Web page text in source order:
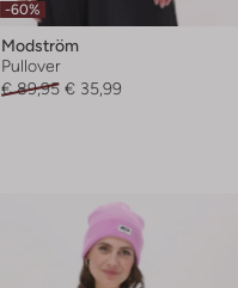
-60%
Modström
Pullover
€ 89,95 € 35,99